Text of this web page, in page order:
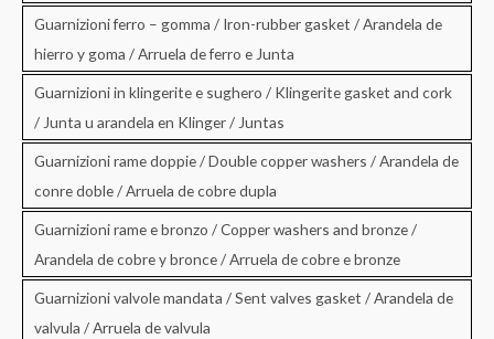
Guarnizioni ferro – gomma / Iron-rubber gasket / Arandela de
hierro y goma / Arruela de ferro e Junta
Guarnizioni in klingerite e sughero / Klingerite gasket and cork
/ Junta u arandela en Klinger / Juntas
Guarnizioni rame doppie / Double copper washers / Arandela de
conre doble / Arruela de cobre dupla
Guarnizioni rame e bronzo / Copper washers and bronze /
Arandela de cobre y bronce / Arruela de cobre e bronze
Guarnizioni valvole mandata / Sent valves gasket / Arandela de
valvula / Arruela de valvula